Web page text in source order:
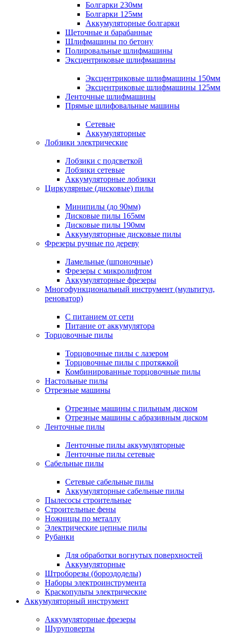
Болгарки 230мм
Болгарки 125мм
Аккумуляторные болгарки
Щеточные и барабанные
Шлифмашины по бетону
Полировальные шлифмашины
Эксцентриковые шлифмашины
Эксцентриковые шлифмашины 150мм
Эксцентриковые шлифмашины 125мм
Ленточные шлифмашины
Прямые шлифовальные машины
Сетевые
Аккумуляторные
Лобзики электрические
Лобзики с подсветкой
Лобзики сетевые
Аккумуляторные лобзики
Циркулярные (дисковые) пилы
Минипилы (до 90мм)
Дисковые пилы 165мм
Дисковые пилы 190мм
Аккумуляторные дисковые пилы
Фрезеры ручные по дереву
Ламельные (шпоночные)
Фрезеры с микролифтом
Аккумуляторные фрезеры
Многофункциональный инструмент (мультитул,
реноватор)
С питанием от сети
Питание от аккумулятора
Торцовочные пилы
Торцовочные пилы с лазером
Торцовочные пилы с протяжкой
Комбинированные торцовочные пилы
Настольные пилы
Отрезные машины
Отрезные машины с пильным диском
Отрезные машины с абразивным диском
Ленточные пилы
Ленточные пилы аккумуляторные
Ленточные пилы сетевые
Сабельные пилы
Сетевые сабельные пилы
Аккумуляторные сабельные пилы
Пылесосы строительные
Строительные фены
Ножницы по металлу
Электрические цепные пилы
Рубанки
Для обработки вогнутых поверхностей
Аккумуляторные
Штроборезы (бороздоделы)
Наборы электроинструмента
Краскопульты электрические
Аккумуляторный инструмент
Аккумуляторные фрезеры
Шуруповерты